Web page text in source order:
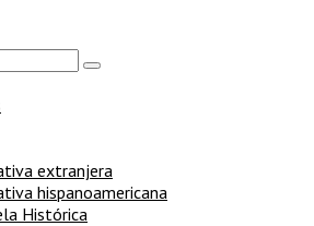
extranjera
hispanoamericana
Histórica